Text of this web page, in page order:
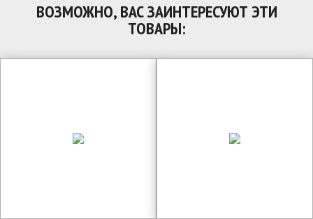
ВОЗМОЖНО, ВАС ЗАИНТЕРЕСУЮТ ЭТИ
ТОВАРЫ: